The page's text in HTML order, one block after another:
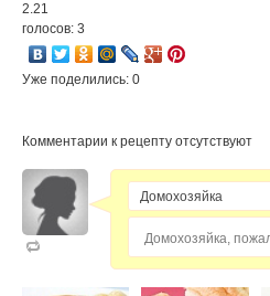
2.21
голосов: 3
Уже поделились: 0
Комментарии к рецепту отсутствуют